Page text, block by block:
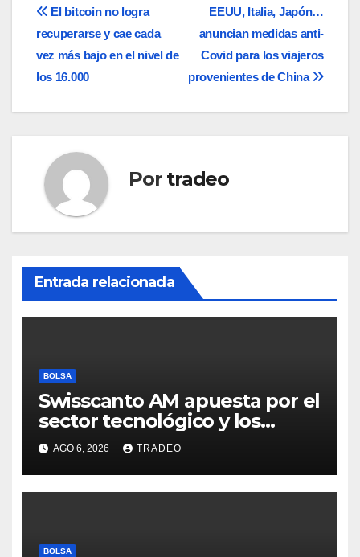
Navegación
de
entradas
EEUU, Italia, Japón…
anuncian medidas anti-
Covid para los viajeros
provenientes de China
El bitcoin no logra
recuperarse y cae cada
vez más bajo en el nivel de
los 16.000
Por tradeo
Entrada relacionada
BOLSA
Swisscanto AM apuesta por el
sector tecnológico y los
valores cíclicos para ganar en
bolsa
AGO 6, 2026 TRADEO
BOLSA